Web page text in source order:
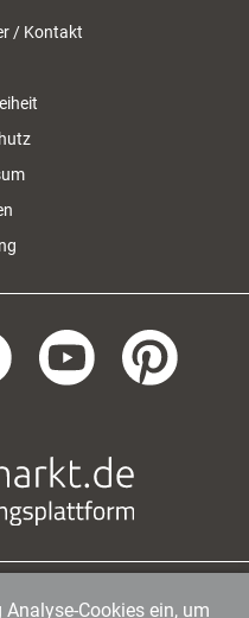
/ Kontakt
| Endenicher Str. 41 |
Cookies ein, um